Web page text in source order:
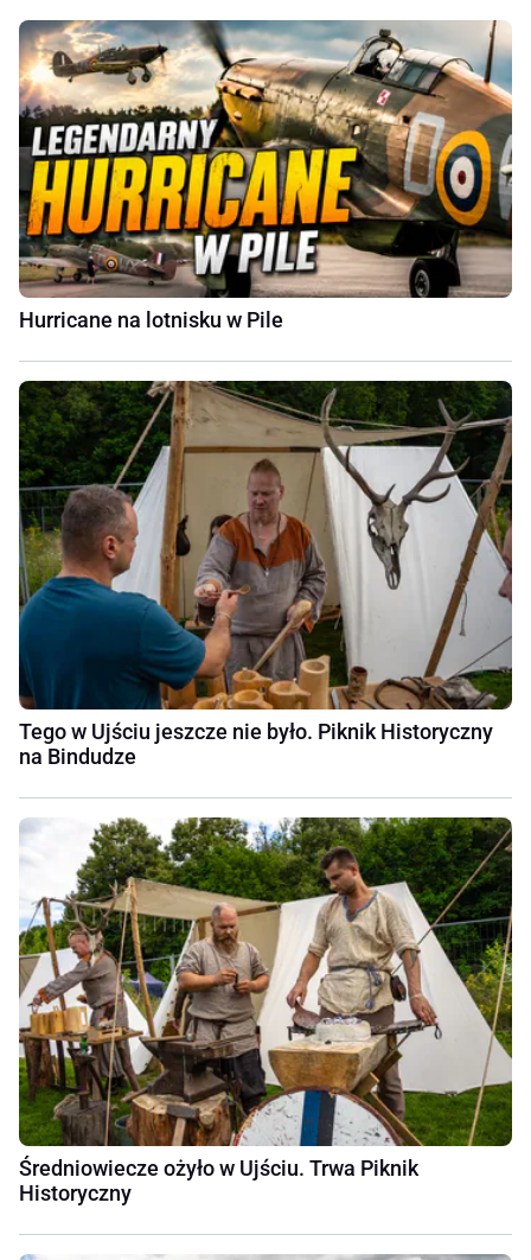
Hurricane na lotnisku w Pile
Tego w Ujściu jeszcze nie było. Piknik Historyczny
na Bindudze
Średniowiecze ożyło w Ujściu. Trwa Piknik
Historyczny